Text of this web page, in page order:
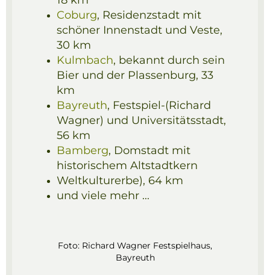
Coburg, Residenzstadt mit
schöner Innenstadt und Veste,
30 km
Kulmbach, bekannt durch sein
Bier und der Plassenburg, 33
km
Bayreuth, Festspiel-(Richard
Wagner) und Universitätsstadt,
56 km
Bamberg, Domstadt mit
historischem Altstadtkern
Weltkulturerbe), 64 km
und viele mehr ...
Foto: Richard Wagner Festspielhaus,
Bayreuth